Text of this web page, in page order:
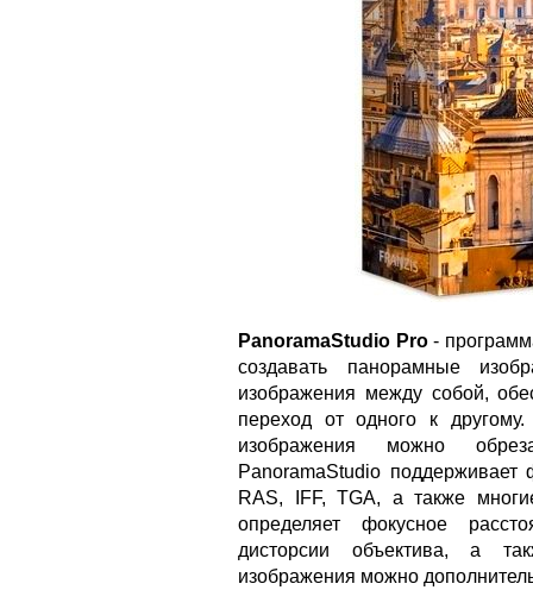
PanoramaStudio Pro-
создавать панорамные
изображения между собой,
переход от одного к
изображения можно
PanoramaStudio
RAS, IFF, TGA, а также
определяет фокусное
дисторсии объектива, а
изображения можно